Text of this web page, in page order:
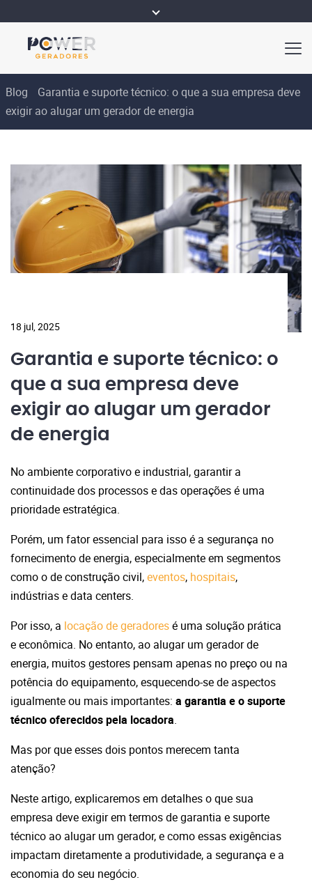
Blog
Garantia e suporte técnico: o que a sua empresa deve
exigir ao alugar um gerador de energia
18 jul, 2025
Garantia e suporte técnico: o
que a sua empresa deve
exigir ao alugar um gerador
de energia
No ambiente corporativo e industrial, garantir a
continuidade dos processos e das operações é uma
prioridade estratégica.
Porém, um fator essencial para isso é a segurança no
fornecimento de energia, especialmente em segmentos
como o de construção civil,eventos, hospitais,
indústrias e data centers.
Por isso, a locação de geradoresé uma solução prática
e econômica. No entanto, ao alugar um gerador de
energia, muitos gestores pensam apenas no preço ou na
potência do equipamento, esquecendo-se de aspectos
igualmente ou mais importantes: a garantia e o suporte
técnico oferecidos pela locadora.
Mas por que esses dois pontos merecem tanta
atenção?
Neste artigo, explicaremos em detalhes o que sua
empresa deve exigir em termos de garantia e suporte
técnico ao alugar um gerador, e como essas exigências
impactam diretamente a produtividade, a segurança e a
economia do seu negócio.